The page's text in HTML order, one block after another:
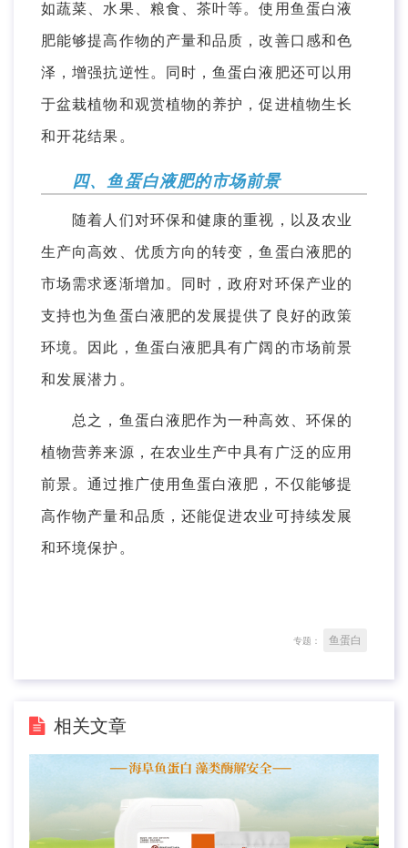
如蔬菜、水果、粮食、茶叶等。使用鱼蛋白液
肥能够提高作物的产量和品质，改善口感和色
泽，增强抗逆性。同时，鱼蛋白液肥还可以用
于盆栽植物和观赏植物的养护，促进植物生长
和开花结果。
四、鱼蛋白液肥的市场前景
随着人们对环保和健康的重视，以及农业
生产向高效、优质方向的转变，鱼蛋白液肥的
市场需求逐渐增加。同时，政府对环保产业的
支持也为鱼蛋白液肥的发展提供了良好的政策
环境。因此，鱼蛋白液肥具有广阔的市场前景
和发展潜力。
总之，鱼蛋白液肥作为一种高效、环保的
植物营养来源，在农业生产中具有广泛的应用
前景。通过推广使用鱼蛋白液肥，不仅能够提
高作物产量和品质，还能促进农业可持续发展
和环境保护。
专题： 鱼蛋白
相关文章